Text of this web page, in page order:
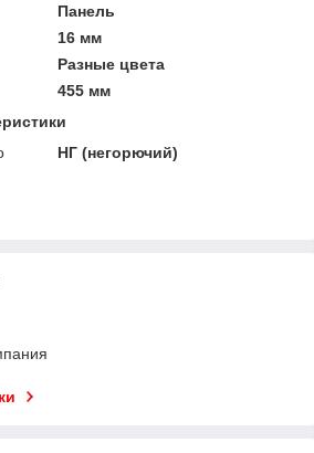
Панель
16 мм
Разные цвета
455 мм
НГ (негорючий)